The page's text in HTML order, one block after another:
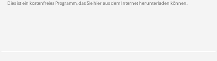
Dies ist ein kostenfreies Programm, das Sie hier aus dem Internet herunterladen können.